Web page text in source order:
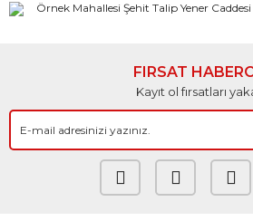
Örnek Mahallesi Şehit Talip Yener Caddesi
FIRSAT
Kayıt ol fırsatları